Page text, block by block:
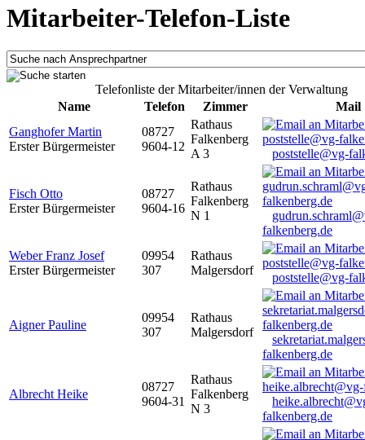
Mitarbeiter-Telefon-Liste
Telefonliste der Mitarbeiter/innen der Verwaltung
Name
Telefon Zimmer
Mail
Ganghofer Martin
Erster Bürgermeister
08727
9604-12
Rathaus
Falkenberg
A 3
poststelle@vg-
Fisch Otto
Erster Bürgermeister
08727
9604-16
Rathaus
Falkenberg
N 1
falkenberg.de
Weber Franz Josef
Erster Bürgermeister
09954
307
Rathaus
Malgersdorf
poststelle@vg-
Aigner Pauline
09954
307
Rathaus
Malgersdorf
falkenberg.de
Albrecht Heike
08727
9604-31
Rathaus
Falkenberg
N 3
falkenberg.de